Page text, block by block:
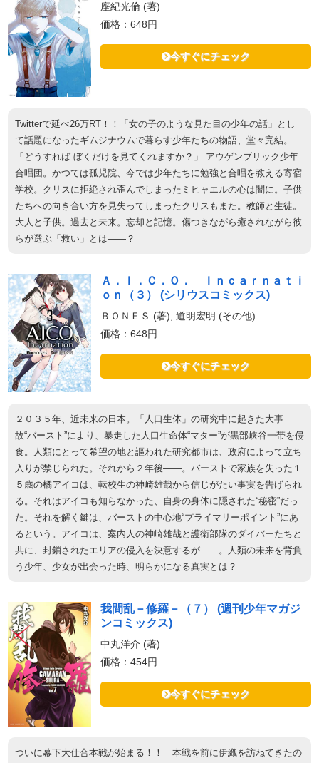
座紀光倫 (著)
価格：648円
今すぐにチェック
Twitterで延べ26万RT！！「女の子のような見た目の少年の話」とし
て話題になったギムジナウムで暮らす少年たちの物語、堂々完結。
「どうすれば ぼくだけを見てくれますか？」 アウゲンブリック少年
合唱団。かつては孤児院、今では少年たちに勉強と合唱を教える寄宿
学校。クリスに拒絶され歪んでしまったミヒャエルの心は闇に。子供
たちへの向き合い方を見失ってしまったクリスもまた。教師と生徒。
大人と子供。過去と未来。忘却と記憶。傷つきながら癒されながら彼
らが選ぶ「救い」とは――？
Ａ．Ｉ．Ｃ．Ｏ． Ｉｎｃａｒｎａｔｉ
ｏｎ（３） (シリウスコミックス)
ＢＯＮＥＳ (著), 道明宏明 (その他)
価格：648円
今すぐにチェック
２０３５年、近未来の日本。「人口生体」の研究中に起きた大事
故“バースト”により、暴走した人口生命体“マター”が黒部峡谷一帯を侵
食。人類にとって希望の地と謳われた研究都市は、政府によって立ち
入りが禁じられた。それから２年後――。バーストで家族を失った１
５歳の橘アイコは、転校生の神崎雄哉から信じがたい事実を告げられ
る。それはアイコも知らなかった、自身の身体に隠された“秘密”だっ
た。それを解く鍵は、バーストの中心地“プライマリーポイント”にあ
るという。アイコは、案内人の神崎雄哉と護衛部隊のダイバーたちと
共に、封鎖されたエリアの侵入を決意するが……。人類の未来を背負
う少年、少女が出会った時、明らかになる真実とは？
我間乱－修羅－（７） (週刊少年マガジ
ンコミックス)
中丸洋介 (著)
価格：454円
今すぐにチェック
ついに幕下大仕合本戦が始まる！！ 本戦を前に伊織を訪ねてきたの